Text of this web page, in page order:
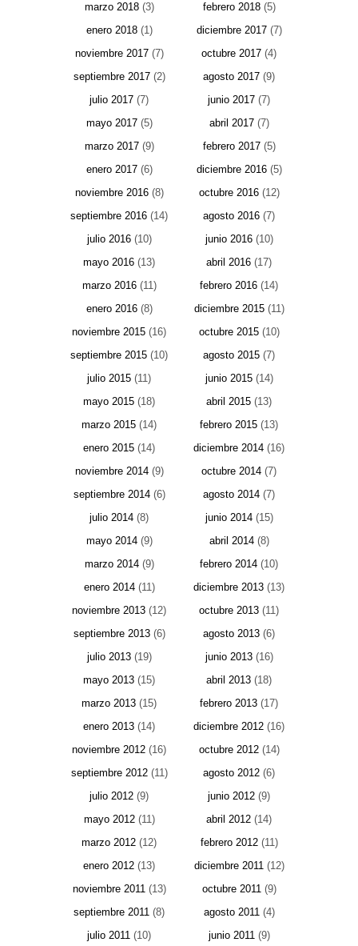
marzo 2018(3) febrero 2018(5)
enero 2018(1) diciembre 2017(7)
noviembre 2017(7) octubre 2017 (4)
septiembre 2017(2) agosto 2017 (9)
julio 2017 (7) junio 2017 (7)
mayo 2017(5) abril 2017(7)
marzo 2017(9) febrero 2017(5)
enero 2017(6) diciembre 2016(5)
noviembre 2016(8) octubre 2016(12)
septiembre 2016 (14) agosto 2016 (7)
julio 2016(10) junio 2016(10)
mayo 2016 (13) abril 2016 (17)
marzo 2016(11) febrero 2016 (14)
enero 2016(8) diciembre 2015(11)
noviembre 2015 (16) octubre 2015(10)
septiembre 2015 (10) agosto 2015 (7)
julio 2015 (11) junio 2015(14)
mayo 2015 (18) abril 2015 (13)
marzo 2015 (14) febrero 2015 (13)
enero 2015 (14) diciembre 2014 (16)
noviembre 2014(9) octubre 2014 (7)
septiembre 2014(6) agosto 2014 (7)
julio 2014 (8) junio 2014(15)
mayo 2014(9) abril 2014(8)
marzo 2014(9) febrero 2014 (10)
enero 2014(11) diciembre 2013 (13)
noviembre 2013 (12) octubre 2013 (11)
septiembre 2013(6) agosto 2013 (6)
julio 2013(19) junio 2013(16)
mayo 2013 (15) abril 2013 (18)
marzo 2013 (15) febrero 2013 (17)
enero 2013 (14) diciembre 2012 (16)
noviembre 2012 (16) octubre 2012(14)
septiembre 2012(11) agosto 2012 (6)
julio 2012 (9) junio 2012 (9)
mayo 2012(11) abril 2012 (14)
marzo 2012 (12) febrero 2012(11)
enero 2012 (13) diciembre 2011(12)
noviembre 2011(13) octubre 2011(9)
septiembre 2011 (8) agosto 2011(4)
julio 2011 (10) junio 2011(9)